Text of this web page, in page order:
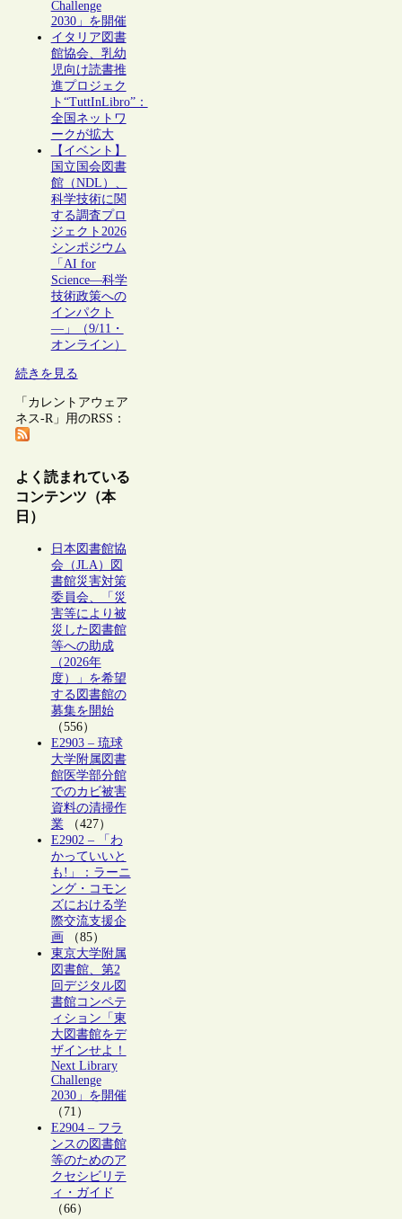
Challenge
2030」を開催
イタリア図書
館協会、乳幼
児向け読書推
進プロジェク
ト“TuttInLibro”：
全国ネットワ
ークが拡大
【イベント】
国立国会図書
館（NDL）、
科学技術に関
する調査プロ
ジェクト2026
シンポジウム
「AI for
Science―科学
技術政策への
インパクト
―」（9/11・
オンライン）
続きを見る
「カレントアウェア
ネス-R」用のRSS：
よく読まれている
コンテンツ（本
日）
日本図書館協
会（JLA）図
書館災害対策
委員会、「災
害等により被
災した図書館
等への助成
（2026年
度）」を希望
する図書館の
募集を開始
（556）
E2903 – 琉球
大学附属図書
館医学部分館
でのカビ被害
資料の清掃作
業（427）
E2902 – 「わ
かっていいと
も!」：ラーニ
ング・コモン
ズにおける学
際交流支援企
画 （85）
東京大学附属
図書館、第2
回デジタル図
書館コンペテ
ィション「東
大図書館をデ
ザインせよ！
Next Library
Challenge
2030」を開催
（71）
E2904 – フラ
ンスの図書館
等のためのア
クセシビリテ
ィ・ガイド
（66）